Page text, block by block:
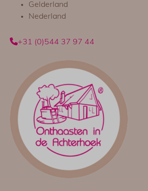
Gelderland
Nederland
+31 (0)544 37 97 44